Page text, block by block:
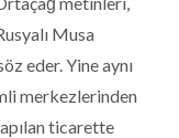
Musa
eder. Yine aynı
merkezlerinden
ticarette